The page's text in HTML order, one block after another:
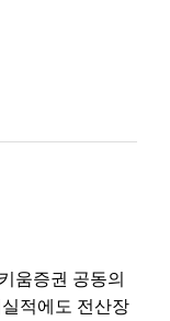
움증권 공동의
적에도 전산장